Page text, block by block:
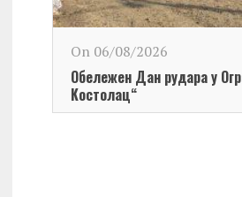
On 06/08/2026
Обележен Дан рудара у
Kостолац“